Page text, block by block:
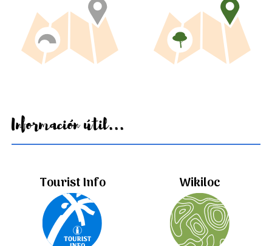
Información útil...
Tourist Info Wikiloc